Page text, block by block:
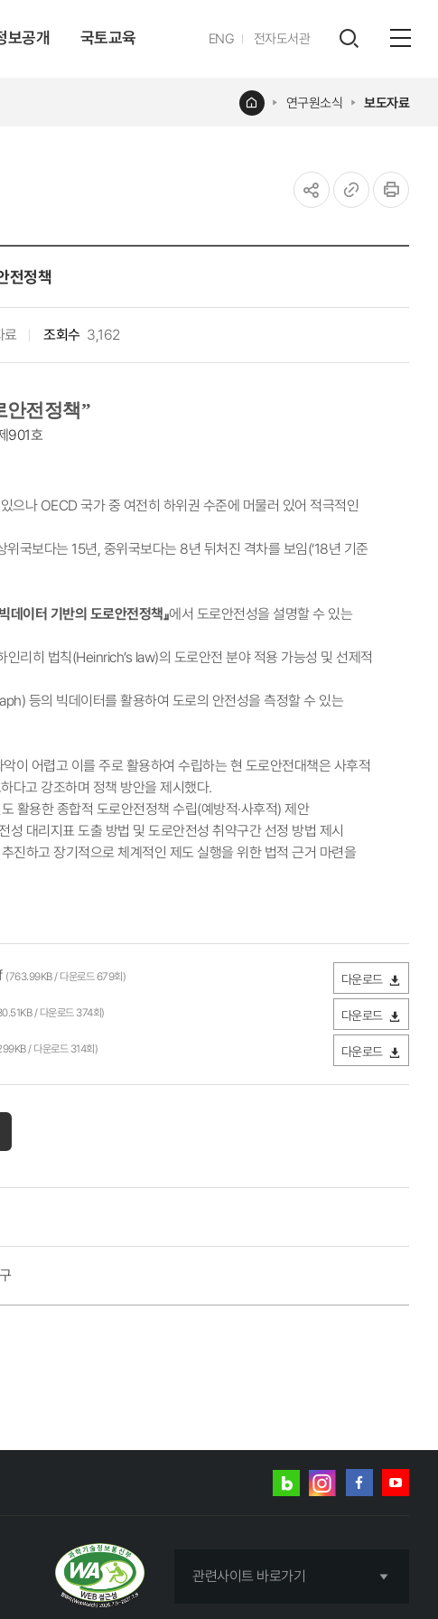
보공개 국토교육 ENG영문전자도서관
레이어
홈 연구원소식 보도자료
전정책
료 조회수 3,162
안전정책”
901호
나 OECD 국가 중 여전히 하위권 수준에 머물러 있어 적극적인
국보다는 15년, 중위국보다는 8년 뒤처진 격차를 보임(‘18년 기준
빅데이터 기반의 도로안전정책』에서 도로안전성을 설명할 수 있는
리히 법칙(Heinrich’s law)의 도로안전 분야 적용 가능성 및 선제적
등의 빅데이터를 활용하여 도로의 안전성을 측정할 수 있는
이 어렵고 이를 주로 활용하여 수립하는 현 도로안전대책은 사후적
다고 강조하며 정책 방안을 제시했다.
활용한 종합적 도로안전정책 수립(예방적·사후적) 제안
대리지표 도출 방법 및 도로안전성 취약구간 선정 방법 제시
진하고 장기적으로 체계적인 제도 실행을 위한 법적 근거 마련을
(763.99KB / 다운로드 679회) 다운로드
/ 다운로드 374회) 다운로드
/ 다운로드 314회) 다운로드
네이버
인스타그램
관련사이트 바로가기